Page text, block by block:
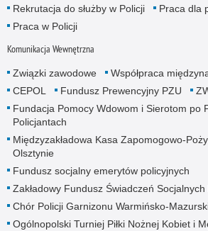
Rekrutacja do służby w Policji
Praca dla
Praca w Policji
Komunikacja Wewnętrzna
Związki zawodowe Współpraca
CEPOL
Fundusz Prewencyjny PZU
Fundacja Pomocy Wdowom i Sierotom po
Policjantach
Międzyzakładowa Kasa Zapomogowo-
Olsztynie
Fundusz socjalny emerytów policyjnych
Zakładowy Fundusz Świadczeń
Chór Policji Garnizonu Warmińsko-
Ogólnopolski Turniej Piłki Nożnej Kobiet i